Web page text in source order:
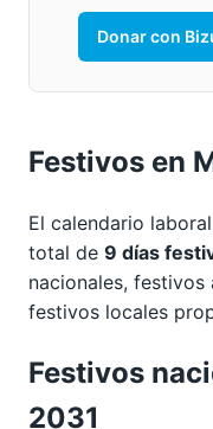
Donar con
Festivos en
El calendario
total de 9 días
nacionales,
festivos locales
Festivos
2031